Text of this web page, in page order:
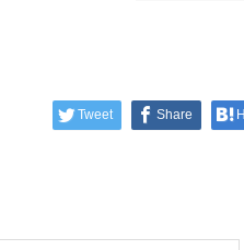
Tweet Share